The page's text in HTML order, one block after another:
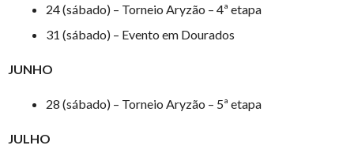
24 (sábado) – Torneio Aryzão – 4ª etapa
31 (sábado) – Evento em Dourados
JUNHO
28 (sábado) – Torneio Aryzão – 5ª etapa
JULHO